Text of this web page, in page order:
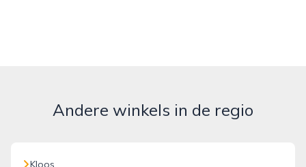
Andere winkels in de regio
Kloos